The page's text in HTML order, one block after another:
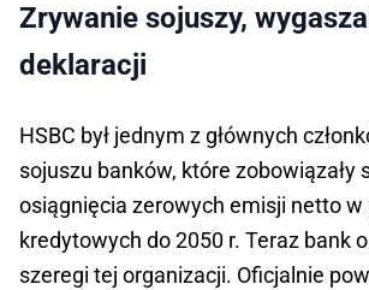
Zrywanie sojuszy,
deklaracji
HSBC był jednym z głównych
sojuszu banków, które zobowiązały
osiągnięcia zerowych emisji netto
kredytowych do 2050 r. Teraz bank
szeregi tej organizacji. Oficjalnie